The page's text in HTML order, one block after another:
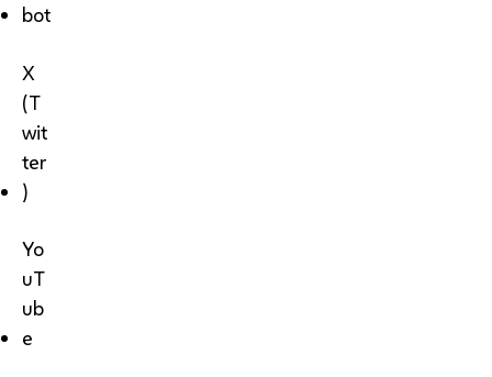
bot
X
(T
wit
ter
)
Yo
uT
ub
e